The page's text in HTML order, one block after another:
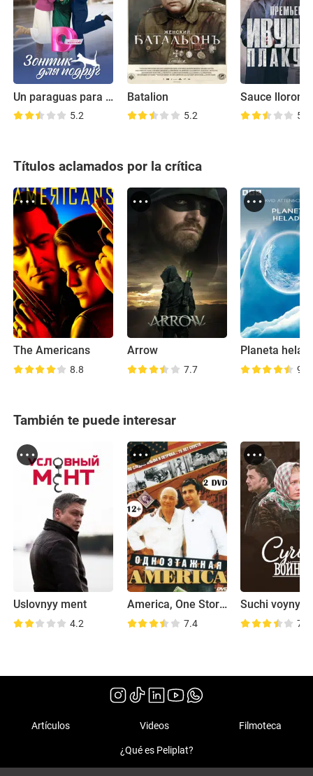
Un paraguas para las novias
5.2
Batalion
5.2
Sauce lloron
5.3
Títulos aclamados por la crítica
The Americans
8.8
Arrow
7.7
Planeta
9.0
También te puede interesar
Uslovnyy ment
4.2
America, One Storey High
7.4
Suchi voyny
7.2
Artículos Videos Filmoteca
¿Qué es Peliplat?